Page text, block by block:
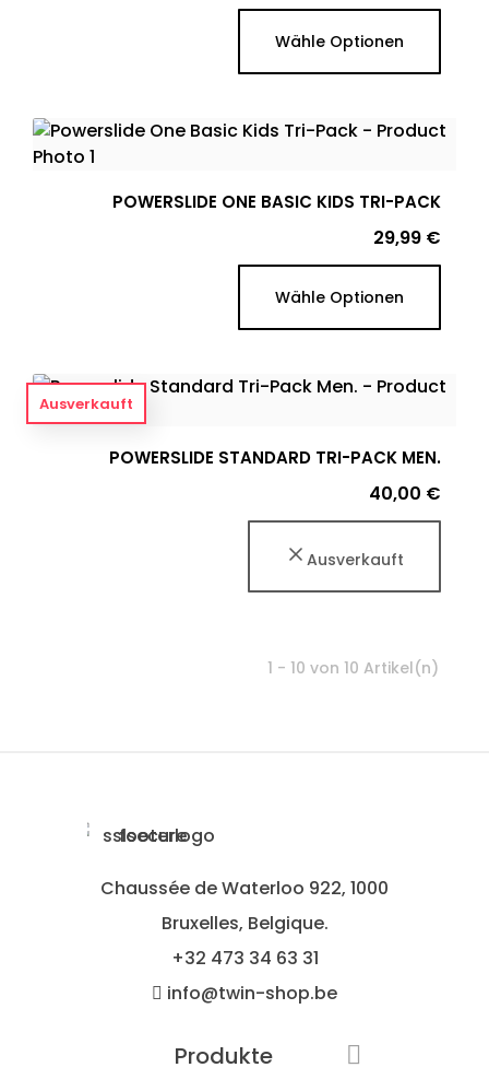
Wähle Optionen
POWERSLIDE ONE BASIC KIDS TRI-PACK
Preis
29,99 €
Wähle Optionen
POWERSLIDE STANDARD TRI-PACK MEN.
Preis
40,00 €
Ausverkauft
Ausverkauft
1 - 10 von 10 Artikel(n)
Chaussée de Waterloo 922, 1000
Bruxelles, Belgique.
+32 473 34 63 31
info@twin-shop.be
Produkte 